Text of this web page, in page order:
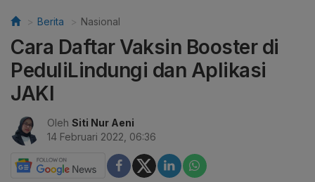
Berita Nasional
Cara Daftar Vaksin Booster di
PeduliLindungi dan Aplikasi
JAKI
Oleh Siti Nur Aeni
14 Februari 2022, 06:36